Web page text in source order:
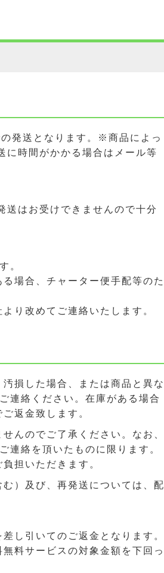
発送となります。※商品によっ
時間がかかる場合はメール等
はお受けできませんので十分
。
場合、チャーター便手配等のた
り改めてご連絡いたします。
損した場合、または商品と異な
連絡ください。在庫がある場合
返金致します。
んのでご了承ください。なお、
連絡を頂いたものに限ります。
担いただきます。
）及び、再発送については、配
し引いてのご返金となります。
料サービスの対象金額を下回っ